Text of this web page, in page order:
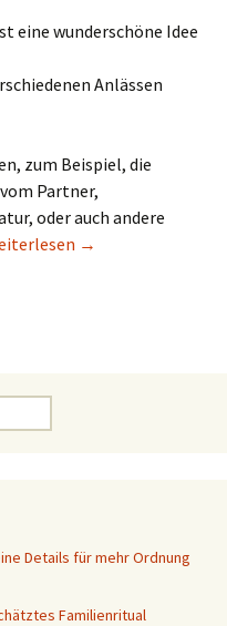
eine wunderschöne Idee
Anlässen
zum Beispiel, die
Partner,
oder auch andere
erstellen lassen
→
Details für mehr Ordnung
Familienritual